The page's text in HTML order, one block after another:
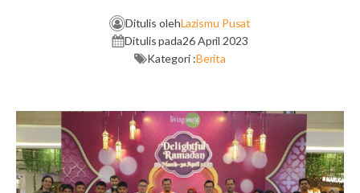
Ditulis olehLazismu Pusat
Ditulis pada26 April 2023
Kategori :Berita